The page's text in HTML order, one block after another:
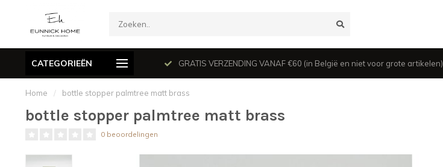
CATEGORIEËN
le dimanche en juillet et août. GRATIS VERZENDING VANAF €60 (in België en niet voor grote artikelen)
Home / bottle stopper palmtree matt brass
bottle stopper palmtree matt brass
0 beoordelingen